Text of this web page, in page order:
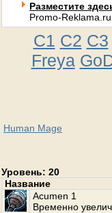
Разместите
Promo-Reklama.ru
C1 C2 C3
Freya
Human Mage
Уровень: 20
Название
Acumen 1
Временно